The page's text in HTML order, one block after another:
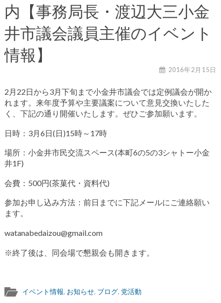
内【事務局長・渡辺大三小金
井市議会議員主催のイベント
情報】
2016年2月15日
2月22日から3月下旬まで小金井市議会では定例議会が開か
れます。来年度予算や主要議案について意見交換いたした
く、下記の通り開催いたします。ぜひご参加願います。
日時：3月6日(日)15時～17時
場所：小金井市民交流スペース(本町6の5の3シャトー小金
井1F)
会費：500円(茶菓代・資料代)
参加お申し込み方法：前日までに下記メールにご連絡願い
ます。
watanabedaizou@gmail.com
※終了後は、同会場で懇親会も開きます。
イベント情報, お知らせ, ブログ, 党活動